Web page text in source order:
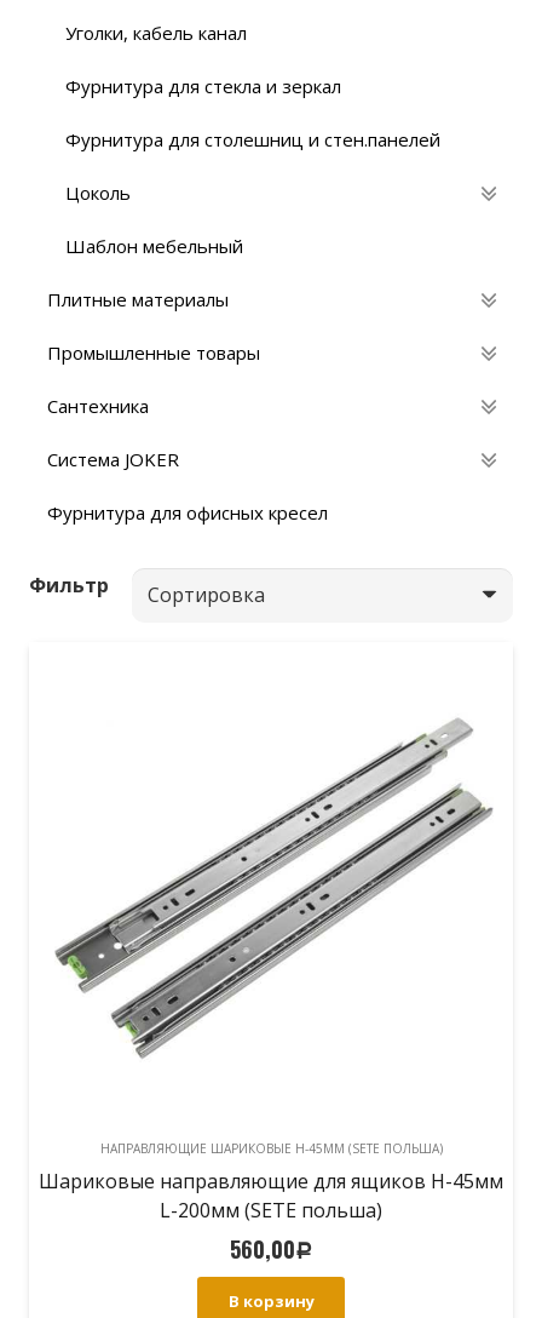
Уголки, кабель канал
Фурнитура для стекла и зеркал
Фурнитура для столешниц и стен.панелей
Цоколь
Шаблон мебельный
Плитные материалы
Промышленные товары
Сантехника
Система JOKER
Фурнитура для офисных кресел
Фильтр
НАПРАВЛЯЮЩИЕ ШАРИКОВЫЕ H-45ММ (SETE ПОЛЬША)
Шариковые направляющие для ящиков H-45мм
L-200мм (SETE польша)
560,00Р
В корзину